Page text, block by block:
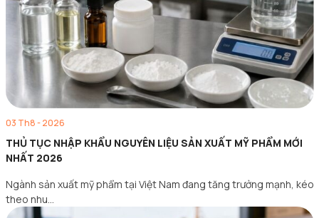
03 Th8 - 2026
THỦ TỤC NHẬP KHẨU NGUYÊN LIỆU SẢN XUẤT MỸ PHẨM MỚI
NHẤT 2026
Ngành sản xuất mỹ phẩm tại Việt Nam đang tăng trưởng mạnh, kéo
theo nhu…